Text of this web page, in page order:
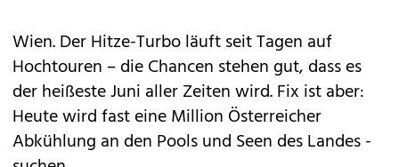
Wien. Der Hitze-Turbo läuft seit Tagen auf
Hochtouren – die Chancen stehen gut, dass es
der heißeste Juni aller Zeiten wird. Fix ist aber:
Heute wird fast eine Million Österreicher
Abkühlung an den Pools und Seen des Landes ­